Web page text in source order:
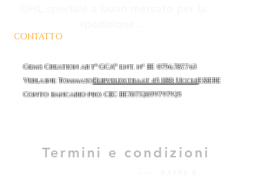
Termini e condizioni
CONTATTO
Gems Creation art® GCA™ ent. n° BE0756.787.763
Verlaine TommasoKlipveldstraat 45 1180 UccleESSERE
Conto bancario pro: CBC BE70732059797925